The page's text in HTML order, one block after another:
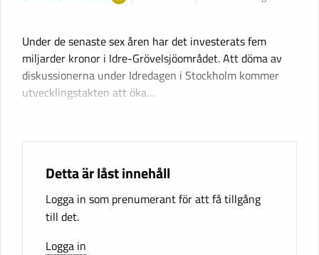
Under de senaste sex åren har det investerats fem
miljarder kronor i Idre-Grövelsjöområdet. Att döma av
diskussionerna under Idredagen i Stockholm kommer
utvecklingstakten att öka…
Detta är låst innehåll
Logga in som prenumerant för att få tillgång
till det.
Logga in